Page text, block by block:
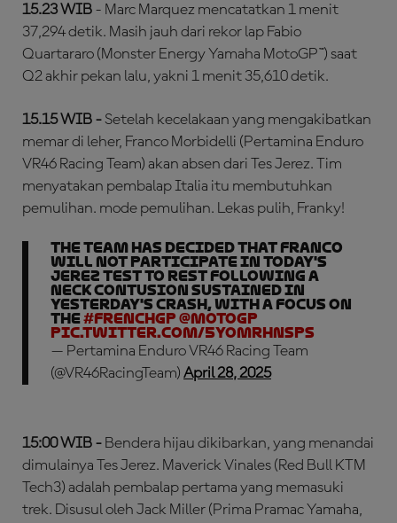
15.23 WIB - Marc Marquez mencatatkan 1 menit
37,294 detik. Masih jauh dari rekor lap Fabio
Quartararo (Monster Energy Yamaha MotoGP™) saat
Q2 akhir pekan lalu, yakni 1 menit 35,610 detik.
15.15 WIB -Setelah kecelakaan yang mengakibatkan
memar di leher, Franco Morbidelli (Pertamina Enduro
VR46 Racing Team) akan absen dari Tes Jerez. Tim
menyatakan pembalap Italia itu membutuhkan
pemulihan. mode pemulihan. Lekas pulih, Franky!
The team has decided that Franco
will not participate in today's
Jerez test to rest following a
neck contusion sustained in
yesterday's crash, with a focus on
the#FrenchGP @MotoGP
pic.twitter.com/5YomRHnSPS
— Pertamina Enduro VR46 Racing Team
(@VR46RacingTeam) April 28, 2025
15:00 WIB - Bendera hijau dikibarkan, yang menandai
dimulainya Tes Jerez. Maverick Vinales (Red Bull KTM
Tech3) adalah pembalap pertama yang memasuki
trek. Disusul oleh Jack Miller (Prima Pramac Yamaha,